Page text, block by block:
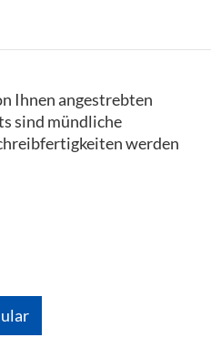
Ihnen angestrebten
sind mündliche
werden